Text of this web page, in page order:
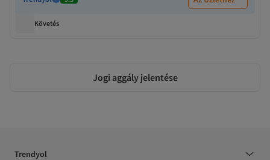
Követés
Jogi aggály jelentése
Trendyol